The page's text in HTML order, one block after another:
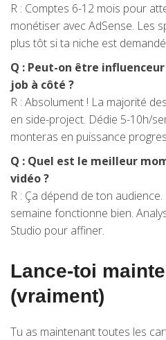
R : Comptes 6-12 mois pour
monétiser avec AdSense. Les
plus tôt si ta niche est
Q : Peut-on être
job à côté ?
R : Absolument ! La majorité
en side-project. Dédie 5-10h/
monteras en puissance
Q : Quel est le meilleur
vidéo ?
R : Ça dépend de ton
semaine fonctionne bien.
Studio pour affiner.
Lance-toi
(vraiment)
Tu as maintenant toutes les